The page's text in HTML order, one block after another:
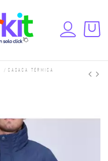
Casaca térmica